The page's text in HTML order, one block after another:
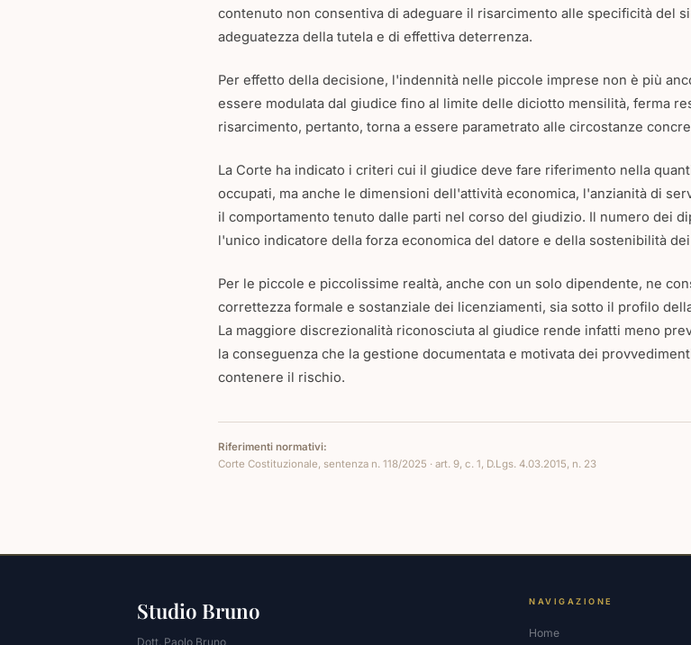
contenuto non consentiva di adeguare il risarcimento alle specificità del
adeguatezza della tutela e di effettiva deterrenza.
Per effetto della decisione, l'indennità nelle piccole imprese non è più
essere modulata dal giudice fino al limite delle diciotto mensilità, ferma
risarcimento, pertanto, torna a essere parametrato alle circostanze
La Corte ha indicato i criteri cui il giudice deve fare riferimento nella
occupati, ma anche le dimensioni dell'attività economica, l'anzianità di
il comportamento tenuto dalle parti nel corso del giudizio. Il numero dei
l'unico indicatore della forza economica del datore e della sostenibilità
Per le piccole e piccolissime realtà, anche con un solo dipendente, ne
correttezza formale e sostanziale dei licenziamenti, sia sotto il profilo
La maggiore discrezionalità riconosciuta al giudice rende infatti meno
la conseguenza che la gestione documentata e motivata dei
contenere il rischio.
Riferimenti normativi:
Corte Costituzionale, sentenza n. 118/2025 · art. 9, c. 1, D.Lgs. 4.03.2015, n. 23
Studio Bruno
Dott. Paolo Bruno
NAVIGAZIONE
Home